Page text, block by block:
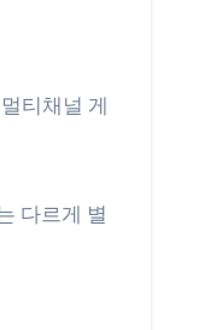
티채널 게
다르게 별